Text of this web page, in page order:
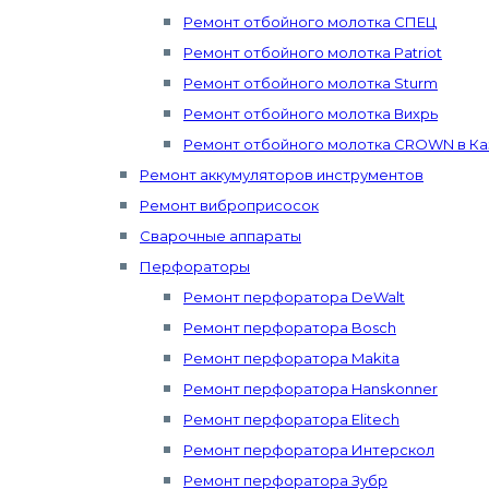
Ремонт отбойного молотка СПЕЦ
Ремонт отбойного молотка Patriot
Ремонт отбойного молотка Sturm
Ремонт отбойного молотка Вихрь
Ремонт отбойного молотка CROWN в
Ремонт аккумуляторов инструментов
Ремонт виброприсосок
Сварочные аппараты
Перфораторы
Ремонт перфоратора DeWalt
Ремонт перфоратора Bosch
Ремонт перфоратора Makita
Ремонт перфоратора Hanskonner
Ремонт перфоратора Elitech
Ремонт перфоратора Интерскол
Ремонт перфоратора Зубр